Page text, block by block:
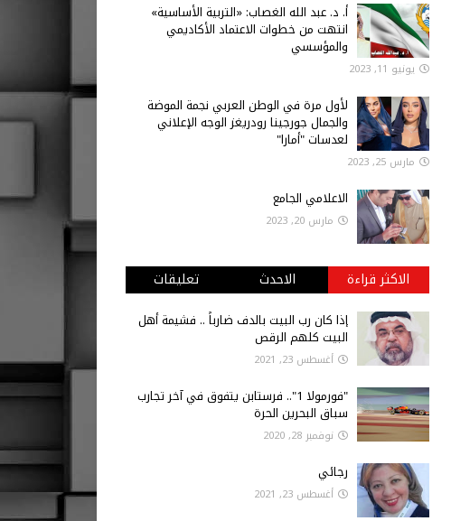
أ‌. د. عبد الله الغصاب: «التربية الأساسية»
انتهت من خطوات الاعتماد الأكاديمي
والمؤسسي
يونيو 11, 2023
لأول مرة في الوطن العربي نجمة الموضة
والجمال جورجينا رودريغز الوجه الإعلاني
لعدسات "أمارا"
مارس 25, 2023
الاعلامي الجامع
مارس 20, 2023
الاكثر قراءة الاحدث تعليقات
إذا كان رب البيت بالدف ضارباً .. فشيمة أهل
البيت كلهم الرقص
أغسطس 23, 2021
"فورمولا 1".. فرستابن يتفوق في آخر تجارب
سباق البحرين الحرة
نوفمبر 28, 2020
رجائي
أغسطس 23, 2021